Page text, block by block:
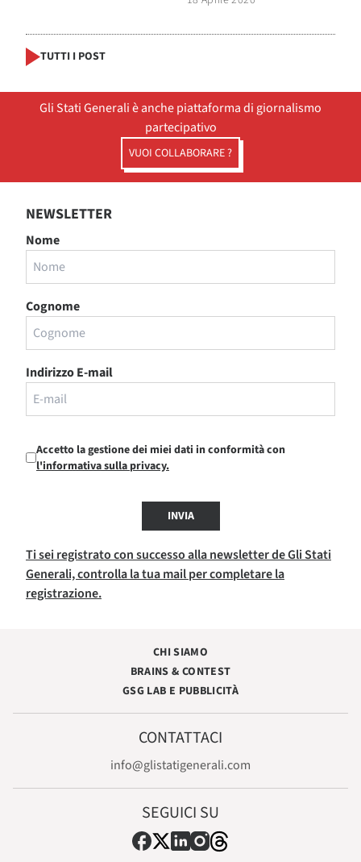
TUTTI I POST
Gli Stati Generali è anche piattaforma di giornalismo
partecipativo
VUOI COLLABORARE ?
NEWSLETTER
Nome
Cognome
Indirizzo E-mail
Accetto la gestione dei miei dati in conformità con
l'informativa sulla privacy.
INVIA
Ti sei registrato con successo alla newsletter de Gli Stati
Generali, controlla la tua mail per completare la
registrazione.
CHI SIAMO
BRAINS & CONTEST
GSG LAB E PUBBLICITÀ
CONTATTACI
info@glistatigenerali.com
SEGUICI SU